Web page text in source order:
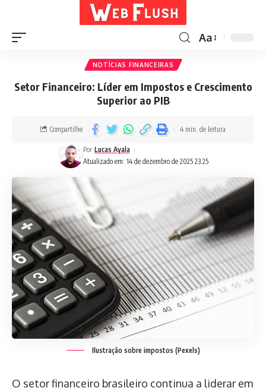
Aa
NOTÍCIAS FINANCEIRAS
Setor Financeiro: Líder em Impostos e Crescimento
Superior ao PIB
Atualizado em: 14 de dezembro de 2025 23:25
Por Lucas Ayala
Compartilhe 4 min. de leitura
Ilustração sobre impostos (Pexels)
O setor financeiro brasileiro continua a liderar em